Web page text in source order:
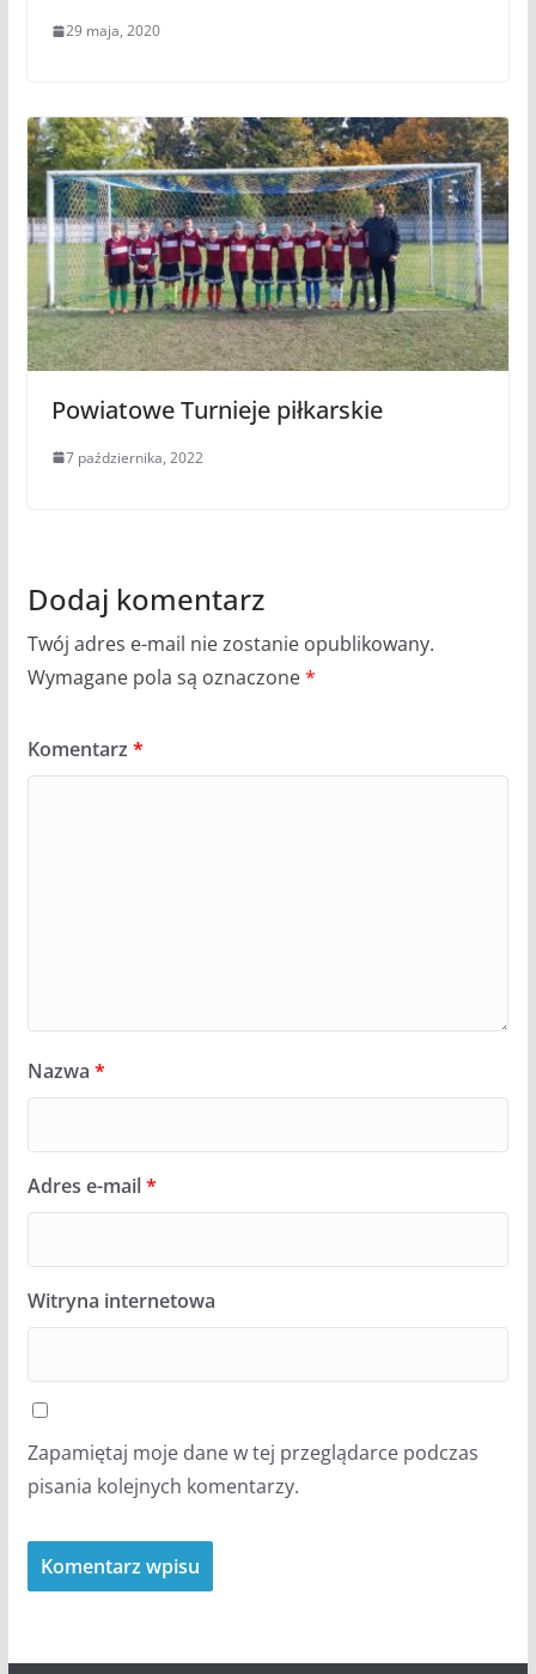
29 maja, 2020
Powiatowe Turnieje piłkarskie
7 października, 2022
Dodaj komentarz
Twój adres e-mail nie zostanie opublikowany.
Wymagane pola są oznaczone*
Komentarz *
Nazwa *
Adres e-mail*
Witryna internetowa
Zapamiętaj moje dane w tej przeglądarce podczas
pisania kolejnych komentarzy.